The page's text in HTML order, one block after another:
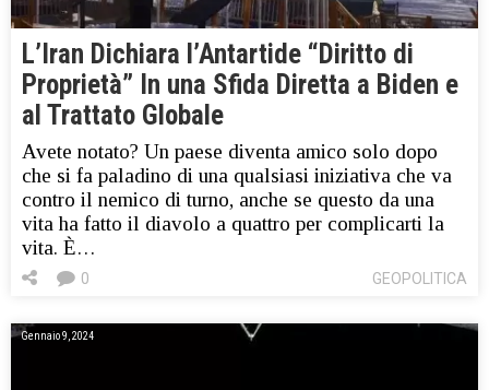
L’Iran Dichiara l’Antartide “Diritto di
Proprietà” In una Sfida Diretta a Biden e
al Trattato Globale
Avete notato? Un paese diventa amico solo dopo
che si fa paladino di una qualsiasi iniziativa che va
contro il nemico di turno, anche se questo da una
vita ha fatto il diavolo a quattro per complicarti la
vita. È…
GEOPOLITICA
0
Gennaio 9, 2024